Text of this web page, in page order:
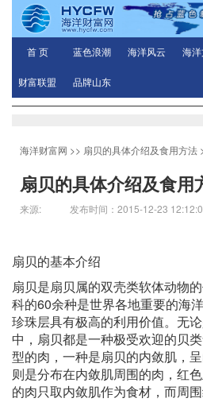
首 页 蓝色浪潮 海洋风云 海
财富联盟 品牌山东
海洋财富网 >> 扇贝的具体介绍及食用方法
扇贝的具体介绍及食用
来源: 发布时间：2015-12-23
扇贝的基本介绍
扇贝是扇贝属的双壳类软体动物
科的60余种是世界各地重要的海
珍珠层具有极高的利用价值。无
中，扇贝都是一种极受欢迎的贝
型的肉，一种是扇贝的内敛肌，
则是分布在内敛肌周围的肉，红
的肉只取内敛肌作为食材，而周围